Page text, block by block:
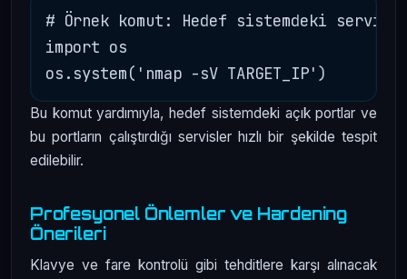
# Örnek komut: Hedef sistemdeki
import os
Bu komut yardımıyla, hedef sistemdeki açık portlar ve
bu portların çalıştırdığı servisler hızlı bir şekilde tespit
edilebilir.
Profesyonel Önlemler ve Hardening
Önerileri
Klavye ve fare kontrolü gibi tehditlere karşı alınacak